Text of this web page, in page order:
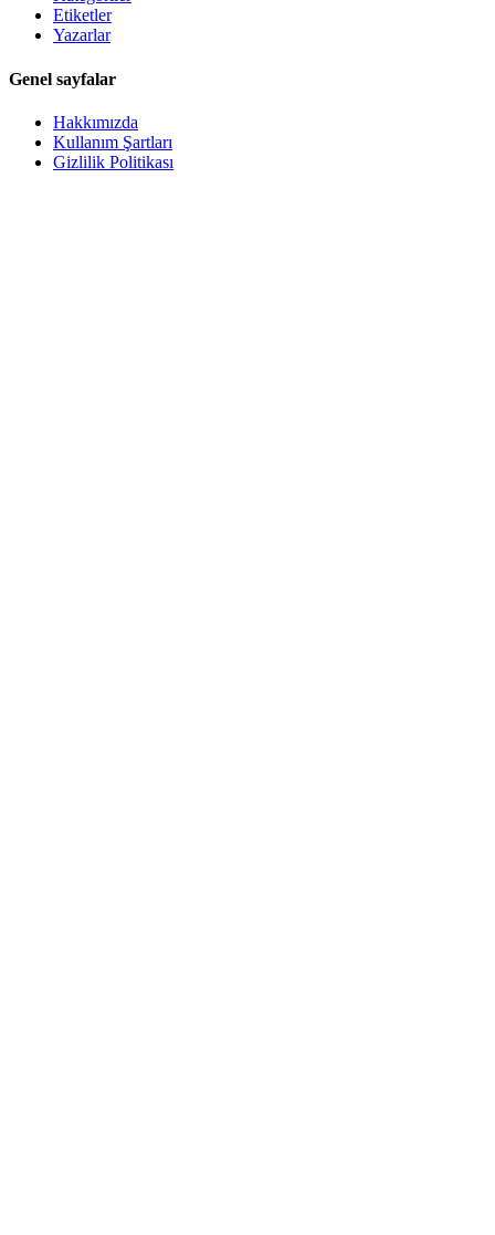
Etiketler
Yazarlar
Genel sayfalar
Hakkımızda
Kullanım Şartları
Gizlilik Politikası